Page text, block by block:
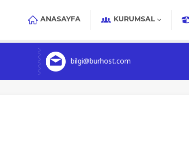
ANASAYFA KURUMSAL
bilgi@burhost.com